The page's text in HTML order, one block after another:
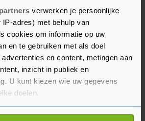
verwerken je persoonlijke
adres) met behulp van
cookies om informatie op uw
en te gebruiken met als doel
en content, metingen aan
inzicht in publiek en
U kunt kiezen wie uw gegevens
doelen.
we ook graag: